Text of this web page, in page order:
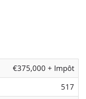
€375,000 + Impôt
517